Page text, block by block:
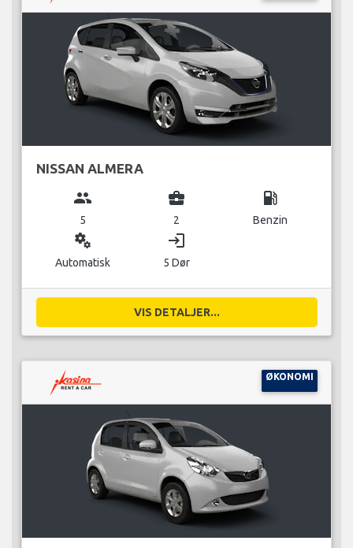
NISSAN ALMERA
group
5
business_center
2
local_gas_station
Benzin
miscellaneous_services
Automatisk
login
5 Dør
VIS DETALJER...
ØKONOMI